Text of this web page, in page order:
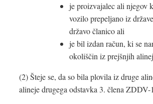
je proizvajalec ali njegov
vozilo prepeljano iz
državo članico ali
je bil izdan račun, ki se
okoliščin iz prejšnjih
(2) Šteje se, da so bila plovila iz druge
alineje drugega odstavka 3. člena